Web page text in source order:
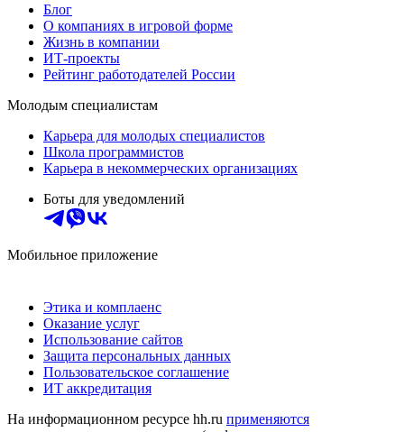
Блог
О компаниях в игровой форме
Жизнь в компании
ИТ-проекты
Рейтинг работодателей России
Молодым специалистам
Карьера для молодых специалистов
Школа программистов
Карьера в некоммерческих организациях
Боты для уведомлений
Мобильное приложение
Этика и комплаенс
Оказание услуг
Использование сайтов
Защита персональных данных
Пользовательское соглашение
ИТ аккредитация
На информационном ресурсе hh.ru применяются